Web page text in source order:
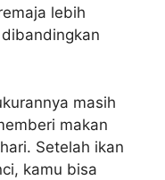
lebih
masih
makan
Setelah ikan
kamu bisa